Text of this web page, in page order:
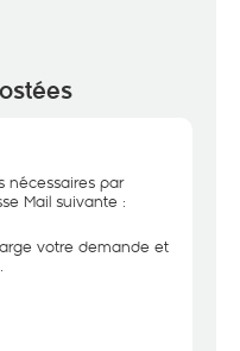
nécessaires par
Mail suivante :
votre demande et